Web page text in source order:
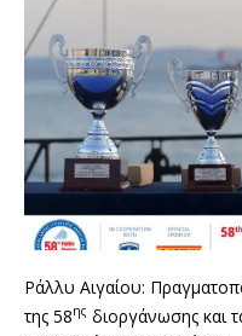
Ράλλυ Αιγαίου:
της 58ης διοργάνωσης και